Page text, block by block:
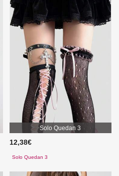
Solo Quedan 3
12,38€
Solo Quedan 3